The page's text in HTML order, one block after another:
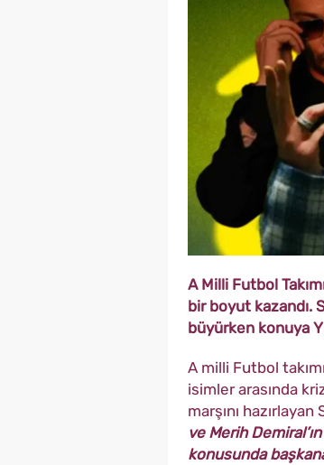
A Milli Futbol
bir boyut kazandı.
büyürken konuya
A milli Futbol
isimler arasında
marşını
ve Merih
konusunda